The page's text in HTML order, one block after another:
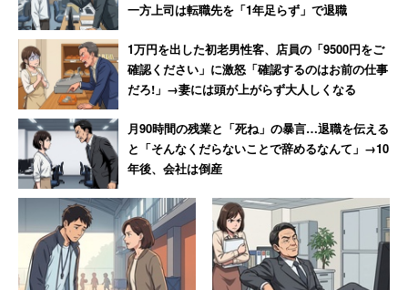
学歴が賃金差や信用に繋がる経験がまだ少ないことや、重
い奨学金返済に苦しむくらいなら、早いうちに働きだした
方がいいという考え方もあるだろう。
正確なところは、学歴別の調査を見る必要がある。しかし
何より、世代別で意識に開きが出たことは、「良い学校に
入れば良い就職が出来て幸せな人生になる」というような
人生設計が、描けない時代であると示唆しているように思
う。そうした人生にしたいかどうかも別問題で、「いまの
新入社員はプライベート重視」といわれるように、何が人
一方上司は転職先を「1年足らず」で退職
1万円を出した初老男性客、店員の「9500円をご
確認ください」に激怒「確認するのはお前の仕事
だろ!」→妻には頭が上がらず大人しくなる
月90時間の残業と「死ね」の暴言…退職を伝える
と「そんなくだらないことで辞めるなんて」→10
年後、会社は倒産